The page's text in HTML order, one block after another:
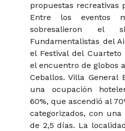
propuestas recreativas
Entre los eventos
sobresalieron el
Fundamentalistas del
el Festival del
el encuentro de globos
Ceballos. Villa General
una ocupación
60%, que ascendió al
categorizados, con
de 2,5 días. La